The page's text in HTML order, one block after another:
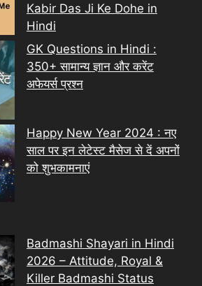
Kabir Das Ji Ke Dohe in
Hindi
GK Questions in Hindi :
350+ सामान्य ज्ञान और करेंट
अफेयर्स प्रश्न
Happy New Year 2024 : नए
साल पर इन लेटेस्ट मैसेज से दें अपनों
को शुभकामनाएं
Badmashi Shayari in Hindi
2026 – Attitude, Royal &
Killer Badmashi Status